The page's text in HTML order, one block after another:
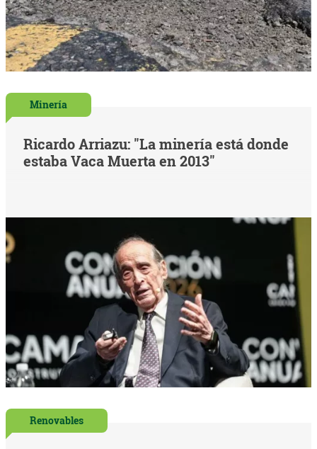
Minería
Ricardo Arriazu: "La minería está donde
estaba Vaca Muerta en 2013"
Renovables